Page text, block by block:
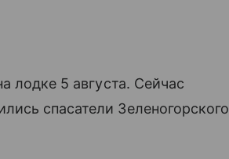
лодке 5 августа. Сейчас
спасатели Зеленогорского